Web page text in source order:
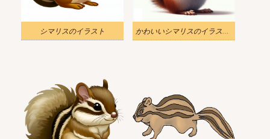
シマリスのイラスト かわいいシマリスのイラスト背景